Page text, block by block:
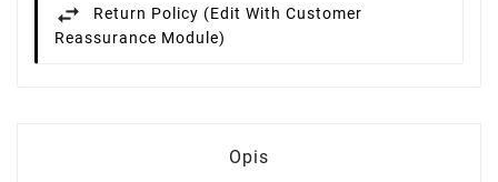
Return Policy (edit With Customer
Reassurance Module)
Opis